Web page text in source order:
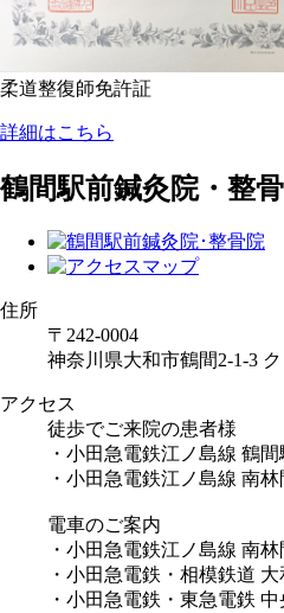
柔道整復師免許証
詳細はこちら
鶴間駅前鍼灸院・整
住所
〒242-0004
神奈川県大和市鶴間2-1-3
アクセス
徒歩でご来院の患者様
・小田急電鉄江ノ島線 鶴
・小田急電鉄江ノ島線 南
電車のご案内
・小田急電鉄江ノ島線 南
・小田急電鉄・相模鉄道
・小田急電鉄・東急電鉄